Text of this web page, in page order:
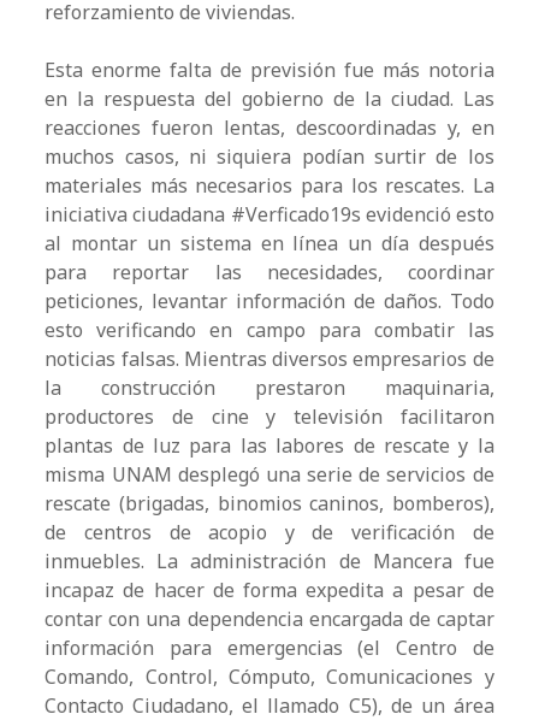
reforzamiento de viviendas.
Esta enorme falta de previsión fue más notoria
en la respuesta del gobierno de la ciudad. Las
reacciones fueron lentas, descoordinadas y, en
muchos casos, ni siquiera podían surtir de los
materiales más necesarios para los rescates. La
iniciativa ciudadana #Verficado19s evidenció esto
al montar un sistema en línea un día después
para reportar las necesidades, coordinar
peticiones, levantar información de daños. Todo
esto verificando en campo para combatir las
noticias falsas. Mientras diversos empresarios de
la construcción prestaron maquinaria,
productores de cine y televisión facilitaron
plantas de luz para las labores de rescate y la
misma UNAM desplegó una serie de servicios de
rescate (brigadas, binomios caninos, bomberos),
de centros de acopio y de verificación de
inmuebles. La administración de Mancera fue
incapaz de hacer de forma expedita a pesar de
contar con una dependencia encargada de captar
información para emergencias (el Centro de
Comando, Control, Cómputo, Comunicaciones y
Contacto Ciudadano, el llamado C5), de un área